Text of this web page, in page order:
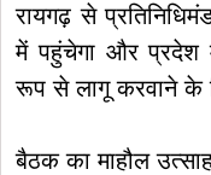
रायगढ़ से
में पहुंचेगा और प्रदेश
रूप से लागू करवाने के
बैठक का माहौल